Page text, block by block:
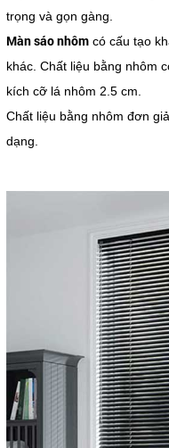
trọng và gọn gàng.
Màn sáo nhômcó cấu tạo
khác. Chất liệu bằng nhôm
kích cỡ lá nhôm 2.5 cm.
Chất liệu bằng nhôm đơn
dạng.